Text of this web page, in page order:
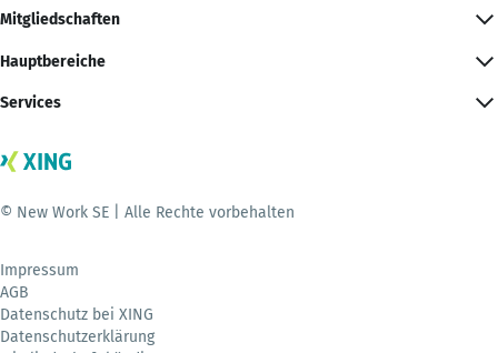
Mitgliedschaften
Hauptbereiche
Services
© New Work SE | Alle Rechte vorbehalten
Impressum
AGB
Datenschutz bei XING
Datenschutzerklärung